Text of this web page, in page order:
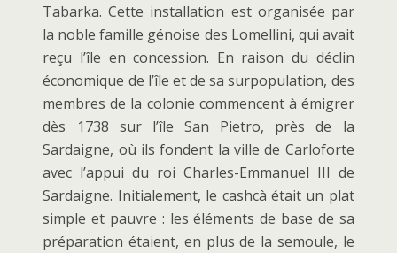
Tabarka. Cette installation est organisée par
la noble famille génoise des Lomellini, qui avait
reçu l’île en concession. En raison du déclin
économique de l’île et de sa surpopulation, des
membres de la colonie commencent à émigrer
dès 1738 sur l’île San Pietro, près de la
Sardaigne, où ils fondent la ville de Carloforte
avec l’appui du roi Charles-Emmanuel III de
Sardaigne. Initialement, le cashcà était un plat
simple et pauvre : les éléments de base de sa
préparation étaient, en plus de la semoule, le